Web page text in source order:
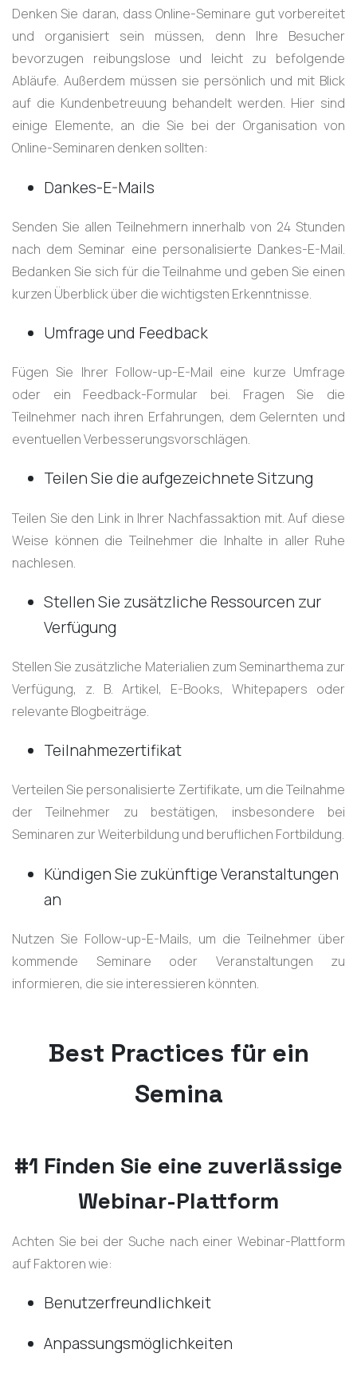
Denken Sie daran, dass Online-Seminare gut vorbereitet
und organisiert sein müssen, denn Ihre Besucher
bevorzugen reibungslose und leicht zu befolgende
Abläufe. Außerdem müssen sie persönlich und mit Blick
auf die Kundenbetreuung behandelt werden. Hier sind
einige Elemente, an die Sie bei der Organisation von
Online-Seminaren denken sollten:
Dankes-E-Mails
Senden Sie allen Teilnehmern innerhalb von 24 Stunden
nach dem Seminar eine personalisierte Dankes-E-Mail.
Bedanken Sie sich für die Teilnahme und geben Sie einen
kurzen Überblick über die wichtigsten Erkenntnisse.
Umfrage und Feedback
Fügen Sie Ihrer Follow-up-E-Mail eine kurze Umfrage
oder ein Feedback-Formular bei. Fragen Sie die
Teilnehmer nach ihren Erfahrungen, dem Gelernten und
eventuellen Verbesserungsvorschlägen.
Teilen Sie die aufgezeichnete Sitzung
Teilen Sie den Link in Ihrer Nachfassaktion mit. Auf diese
Weise können die Teilnehmer die Inhalte in aller Ruhe
nachlesen.
Stellen Sie zusätzliche Ressourcen zur
Verfügung
Stellen Sie zusätzliche Materialien zum Seminarthema zur
Verfügung, z. B. Artikel, E-Books, Whitepapers oder
relevante Blogbeiträge.
Teilnahmezertifikat
Verteilen Sie personalisierte Zertifikate, um die Teilnahme
der Teilnehmer zu bestätigen, insbesondere bei
Seminaren zur Weiterbildung und beruflichen Fortbildung.
Kündigen Sie zukünftige Veranstaltungen
an
Nutzen Sie Follow-up-E-Mails, um die Teilnehmer über
kommende Seminare oder Veranstaltungen zu
informieren, die sie interessieren könnten.
Best Practices für ein
Semina
#1 Finden Sie eine zuverlässige
Webinar-Plattform
Achten Sie bei der Suche nach einer Webinar-Plattform
auf Faktoren wie:
Benutzerfreundlichkeit
Anpassungsmöglichkeiten